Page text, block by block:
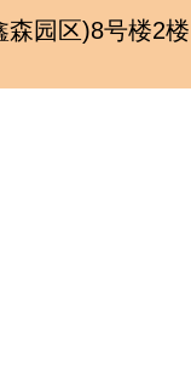
森园区)8号楼2楼